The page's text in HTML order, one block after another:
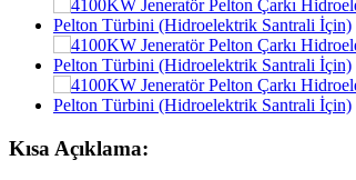
Forster 2×40KW Mikro Hidro Turgo Türbin
Hidrolik Pervaneli Türbin 100kW Kaplan
2200kW Hidroelektrik Santrali Pelton Su
Kısa Açıklama: